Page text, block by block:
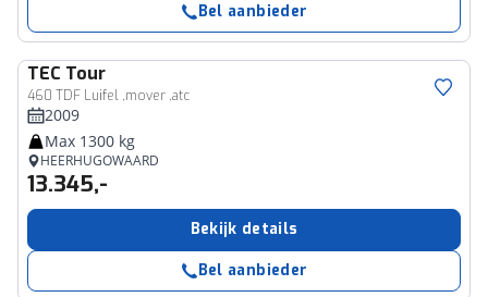
Bel aanbieder
TEC Tour
460 TDF Luifel ,mover ,atc
2009
Max 1300 kg
HEERHUGOWAARD
13.345,-
Bekijk details
Bel aanbieder